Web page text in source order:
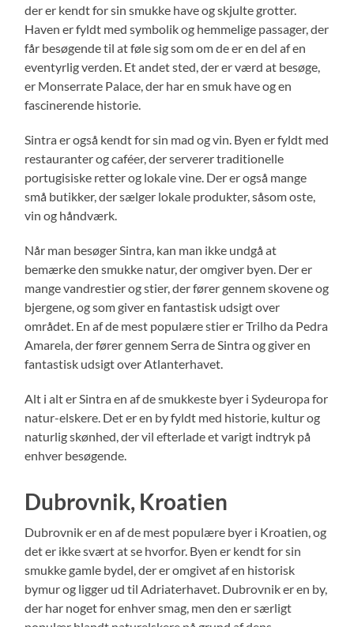
der er kendt for sin smukke have og skjulte grotter.
Haven er fyldt med symbolik og hemmelige passager, der
får besøgende til at føle sig som om de er en del af en
eventyrlig verden. Et andet sted, der er værd at besøge,
er Monserrate Palace, der har en smuk have og en
fascinerende historie.
Sintra er også kendt for sin mad og vin. Byen er fyldt med
restauranter og caféer, der serverer traditionelle
portugisiske retter og lokale vine. Der er også mange
små butikker, der sælger lokale produkter, såsom oste,
vin og håndværk.
Når man besøger Sintra, kan man ikke undgå at
bemærke den smukke natur, der omgiver byen. Der er
mange vandrestier og stier, der fører gennem skovene og
bjergene, og som giver en fantastisk udsigt over
området. En af de mest populære stier er Trilho da Pedra
Amarela, der fører gennem Serra de Sintra og giver en
fantastisk udsigt over Atlanterhavet.
Alt i alt er Sintra en af de smukkeste byer i Sydeuropa for
natur-elskere. Det er en by fyldt med historie, kultur og
naturlig skønhed, der vil efterlade et varigt indtryk på
enhver besøgende.
Dubrovnik, Kroatien
Dubrovnik er en af de mest populære byer i Kroatien, og
det er ikke svært at se hvorfor. Byen er kendt for sin
smukke gamle bydel, der er omgivet af en historisk
bymur og ligger ud til Adriaterhavet. Dubrovnik er en by,
der har noget for enhver smag, men den er særligt